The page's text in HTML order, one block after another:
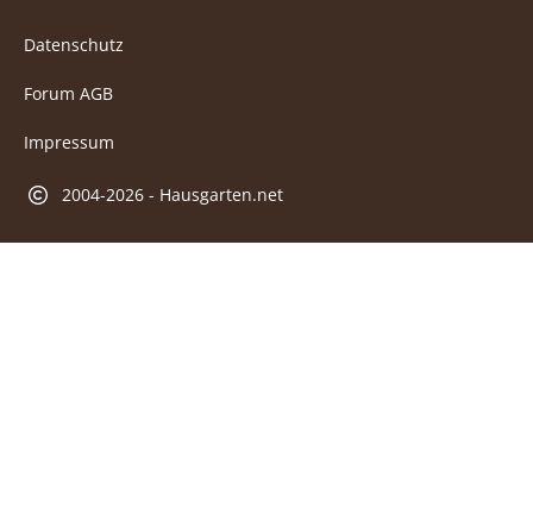
Datenschutz
Forum AGB
Impressum
2004-2026 - Hausgarten.net